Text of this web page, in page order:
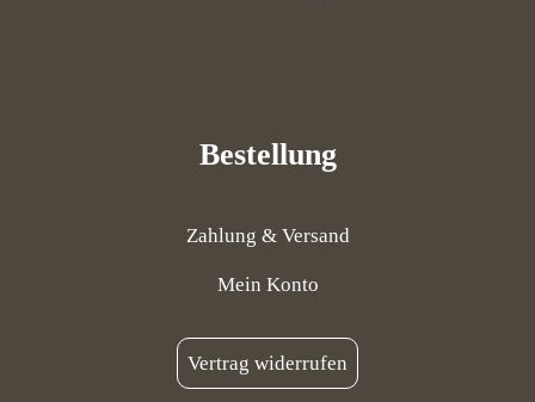
Bestellung
Zahlung & Versand
Mein Konto
Vertrag widerrufen